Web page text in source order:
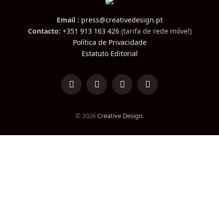
Email : press@creativedesign.pt
Contacto: +351 913 163 426(tarifa de rede móvel)
Política de Privacidade
Estatuto Editorial
LinkedInFacebookInstagramTikTok
© 2026Creative Design.